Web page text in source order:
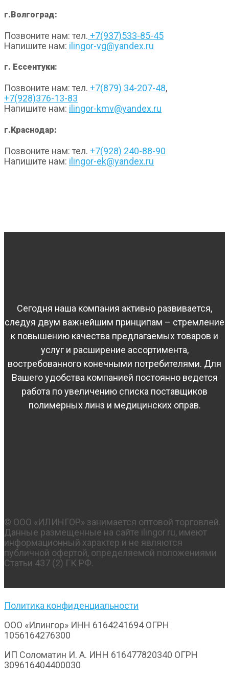
г.Волгоград:
Позвоните нам: тел. +7(937)533-85-45
Напишите нам: ilingor-vg@yandex.ru
г. Ессентуки:
Позвоните нам: тел. +7(879) 34-207-48,
+7(928)376-13-83
Напишите нам: ilingor-kmv@yandex.ru
г.Краснодар:
Позвоните нам: тел. +7(928) 240-88-90
Напишите нам: ilingor-ek@yandex.ru
Сегодня наша компания активно развивается,
следуя двум важнейшим принципам – стремление
к повышению качества предлагаемых товаров и
услуг и расширение ассортимента,
востребованного конечными потребителями. Для
Вашего удобства компанией постоянно ведется
работа по увеличению списка поставщиков
полимерных линз и медицинских оправ.
© OOO «ИЛИНГОР» занимается оптовой торговлей.
Данные размещенные на сайте ilingor.ru, имеют
информационный характер и не являются
публичной офертой, определяемой положениями
Статьи 437 (2) ГК РФ.
Политика конфиденциальности
ООО «Илингор» ИНН 6164241694 ОГРН
1056164276300
ИП Соломатин И. А. ИНН 616477820340 ОГРН
309616404400030